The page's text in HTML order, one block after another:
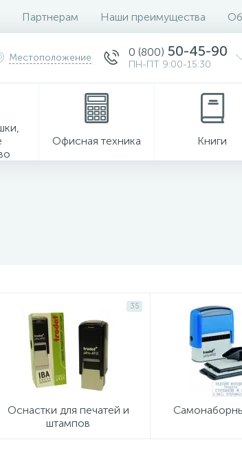
Партнерам Наши преимущества
Местоположение 0 (800) 50-45-90
ПН-ПТ 9:00-15:30
Офисная техника Книги
35
Оснастки для печатей и
штампов